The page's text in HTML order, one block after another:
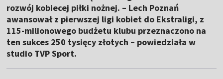
rozwój kobiecej piłki nożnej. – Lech Poznań
awansował z pierwszej ligi kobiet do Ekstraligi, z
115-milionowego budżetu klubu przeznaczono na
ten sukces 250 tysięcy złotych – powiedziała w
studio TVP Sport.